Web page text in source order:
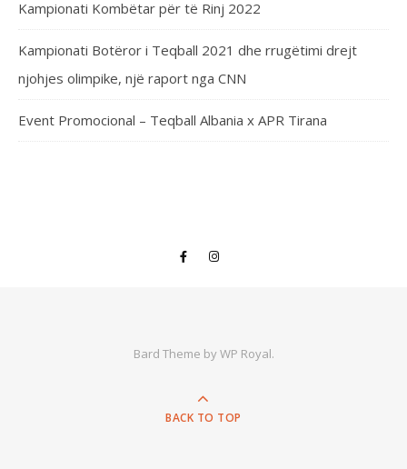
Kampionati Kombëtar për të Rinj 2022
Kampionati Botëror i Teqball 2021 dhe rrugëtimi drejt
njohjes olimpike, një raport nga CNN
Event Promocional – Teqball Albania x APR Tirana
Bard Theme byWP Royal.
BACK TO TOP